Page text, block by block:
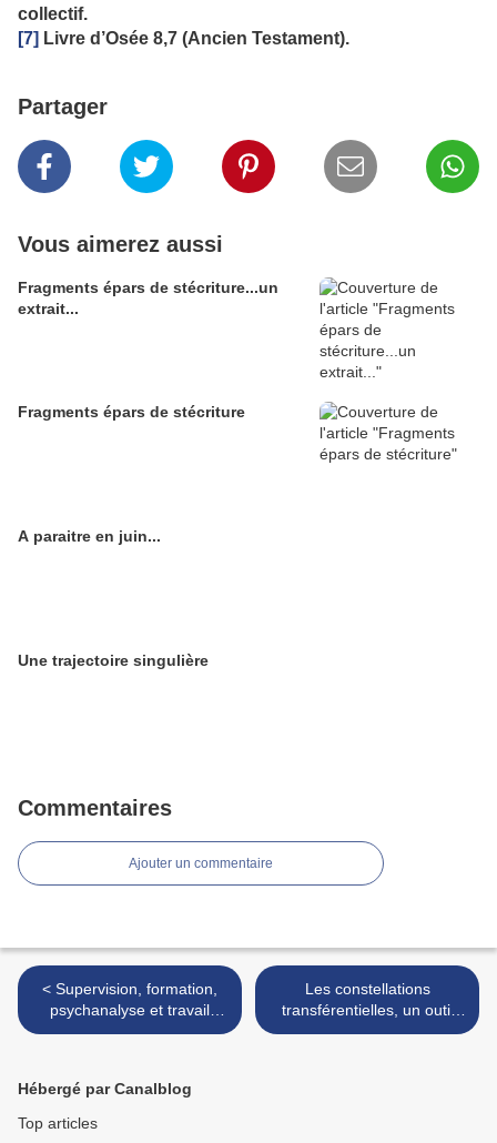
collectif.
[7] Livre d’Osée 8,7 (Ancien Testament).
Partager
Vous aimerez aussi
Fragments épars de stécriture...un
extrait...
Fragments épars de stécriture
A paraitre en juin...
Une trajectoire singulière
Commentaires
Ajouter un commentaire
< Supervision, formation,
psychanalyse et travail
social...
Les constellations
transférentielles, un outil
pour les équipes... >
Hébergé par Canalblog
Top articles